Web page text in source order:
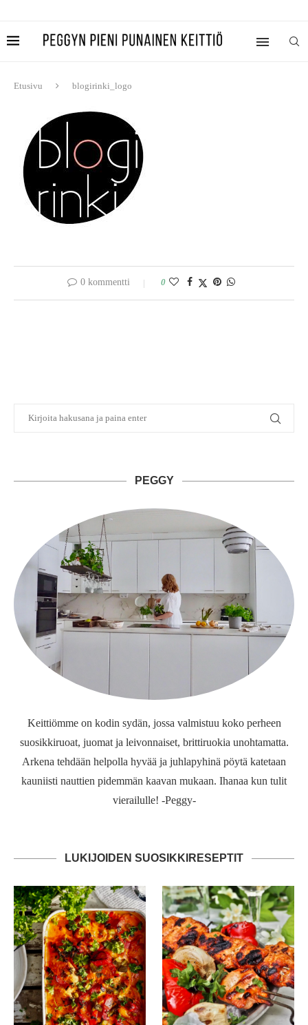
Etusivu blogirinki_logo
0 kommentti 0
PEGGY
Keittiömme on kodin sydän, jossa valmistuu koko perheen
suosikkiruoat, juomat ja leivonnaiset, brittiruokia unohtamatta.
Arkena tehdään helpolla hyvää ja juhlapyhinä pöytä katetaan
kauniisti nauttien pidemmän kaavan mukaan. Ihanaa kun tulit
vierailulle! -Peggy-
LUKIJOIDEN SUOSIKKIRESEPTIT